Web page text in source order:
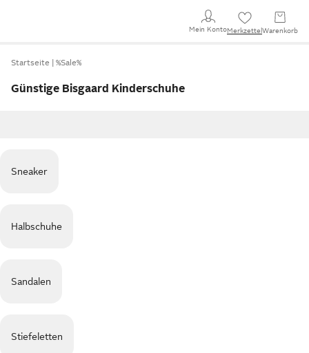
Mein KontoMerkzettel Warenkorb
Startseite %Sale%
Günstige Bisgaard Kinderschuhe
Sneaker
Halbschuhe
Sandalen
Stiefeletten